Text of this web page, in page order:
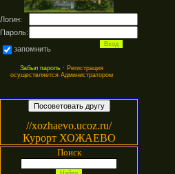
Логин:
Пароль:
запомнить
Забыл пароль· Регистрация
осуществляется Администратором
//xozhaevo.ucoz.ru/
Курорт ХОЖАЕВО
Поиск